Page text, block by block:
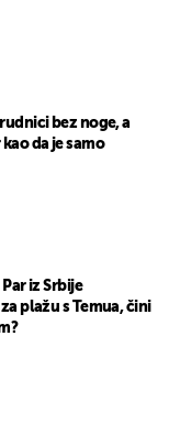
bez noge, a
da je samo
iz Srbije
plažu s Temua, čini